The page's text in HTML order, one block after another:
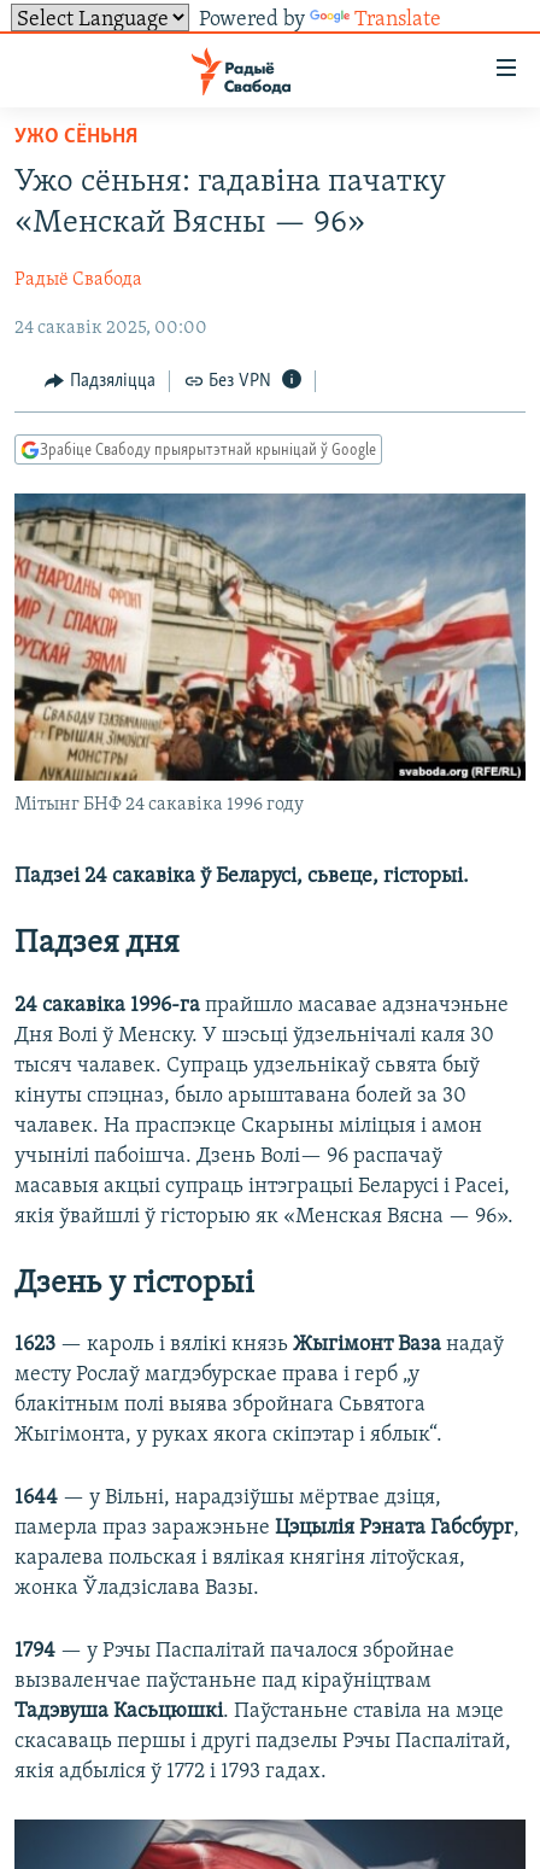
Powered by Translate
ўнівэрсальнага
доступу
Перайсьці
да
галоўнага
Перайсьці
да
навігацыі
Перайсьці
да
пошуку
ЛЮДЗІ
ПАЛІТЫКА
ЭКАНОМІКА
БЕЛАРУСЫ НА ВАЙНЕ
ПАЛІТВЯЗЬНІ
КУЛЬТУРА
КАЛЯНДАР
БЛОГІ
ГІСТОРЫЯ НА СВАБОДЗЕ
ПАДКАСТЫ
АЎДЫЁКНІГІ
PREMIUM
МОВА
НА ХВАЛЯХ СВАБОДЫ
АБЫСЬЦІ БЛЯКАВАНЬНЕ
ПАДЗЯЛІЦЦА ІНФАРМАЦЫЯЙ
ПАДПІСАЦЦА
RSS
ПАДКАСТЫ
TWITTER
Усе сайты РС/РСЭ
УЖО СЁНЬНЯ
Ужо сёньня: гадавіна пачатку
«Менскай Вясны — 96»
Радыё Свабода
24 сакавік 2025, 00:00
Падзяліцца Без VPN
Зрабіце Свабоду прыярытэтнай крыніцай ў Google
Мітынг БНФ 24 сакавіка 1996 году
Падзеі 24 сакавіка ў Беларусі, сьвеце, гісторыі.
Падзея дня
24 сакавіка 1996-га прайшло масавае адзначэньне
Дня Волі ў Менску. У шэсьці ўдзельнічалі каля 30
тысяч чалавек. Супраць удзельнікаў сьвята быў
кінуты спэцназ, было арыштавана болей за 30
чалавек. На праспэкце Скарыны міліцыя і амон
учынілі пабоішча. Дзень Волі— 96 распачаў
масавыя акцыі супраць інтэграцыі Беларусі і Расеі,
якія ўвайшлі ў гісторыю як «Менская Вясна — 96».
Дзень у гісторыі
1623 — кароль і вялікі князь Жыгімонт Ваза надаў
месту Рослаў магдэбурскае права і герб „у
блакітным полі выява збройнага Сьвятога
Жыгімонта, у руках якога скіпэтар і яблык“.
1644 — у Вільні, нарадзіўшы мёртвае дзіця,
памерла праз заражэньне Цэцылія Рэната Габсбург,
каралева польская і вялікая княгіня літоўская,
жонка Ўладзіслава Вазы.
1794 — у Рэчы Паспалітай пачалося збройнае
вызваленчае паўстаньне пад кіраўніцтвам
Тадэвуша Касьцюшкі. Паўстаньне ставіла на мэце
скасаваць першы і другі падзелы Рэчы Паспалітай,
якія адбыліся ў 1772 і 1793 гадах.